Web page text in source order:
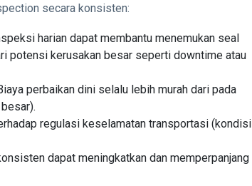
secara konsisten:
harian dapat membantu menemukan seal
potensi kerusakan besar seperti downtime atau
perbaikan dini selalu lebih murah dari pada
regulasi keselamatan transportasi (kondisi
dapat meningkatkan dan memperpanjang